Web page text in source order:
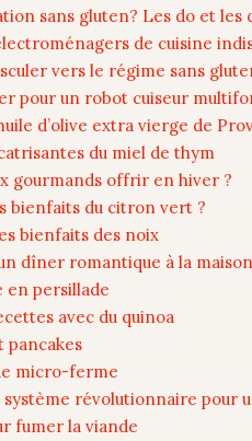
sans gluten? Les do et les
de cuisine
vers le régime sans
pour un robot cuiseur
d’olive extra vierge de
du miel de thym
gourmands offrir en hiver ?
bienfaits du citron vert ?
bienfaits des noix
dîner romantique à la maison
en persillade
avec du quinoa
pancakes
micro-ferme
système révolutionnaire pour
fumer la viande